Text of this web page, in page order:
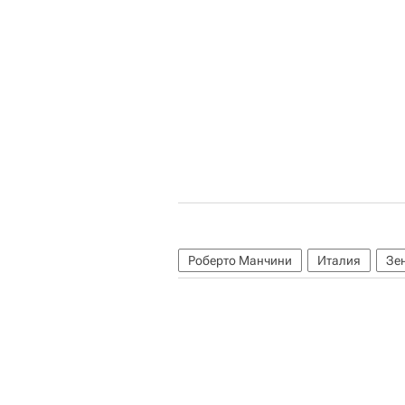
Роберто Манчини Италия